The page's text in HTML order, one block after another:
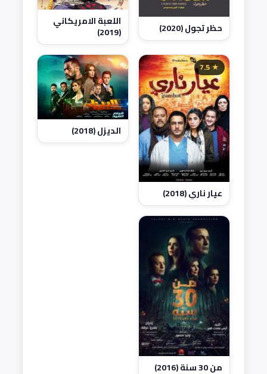
حظر تجول (2020) اللعبة الامريكاني
(2019)
★ 7.5
عيار ناري (2018)
الديزل (2018)
من 30 سنة (2016)